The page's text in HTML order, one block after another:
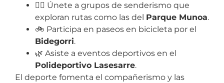
🚶‍♀️ Únete a grupos de senderismo que
exploran rutas como las del Parque Munoa.
🚲 Participa en paseos en bicicleta por el
Bidegorri.
🌿 Asiste a eventos deportivos en el
Polideportivo Lasesarre.
El deporte fomenta el compañerismo y las